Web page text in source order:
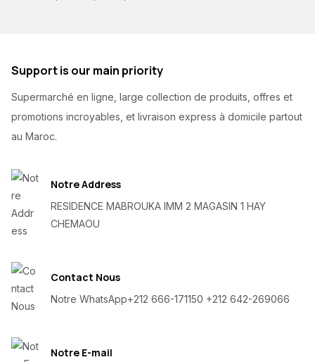
Support is our main priority
Supermarché en ligne, large collection de produits, offres et
promotions incroyables, et livraison express à domicile partout
au Maroc.
Notre Address
RESIDENCE MABROUKA IMM 2 MAGASIN 1 HAY
CHEMAOU
Contact Nous
Notre WhatsApp+212 666-171150 +212 642-269066
Notre E-mail